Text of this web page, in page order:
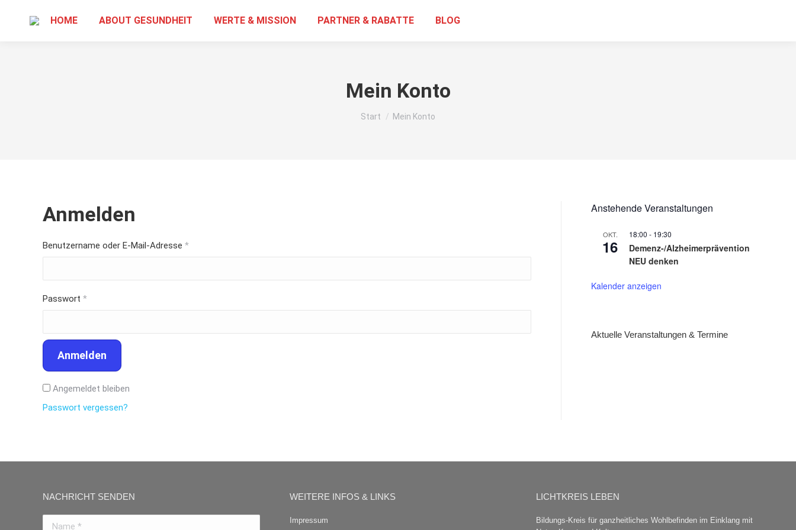
HOME ABOUT GESUNDHEIT WERTE & MISSION PARTNER & RABATTE BLOG
Mein Konto
Sie befinden sich hier:
Start Mein Konto
Anmelden
Benutzername oder E-Mail-Adresse *Erforderlich
Passwort *Erforderlich
Anmelden
Angemeldet bleiben
Passwort vergessen?
Anstehende Veranstaltungen
OKT.
16
18:00 - 19:30
Demenz-/Alzheimerprävention
NEU denken
Kalender anzeigen
Aktuelle Veranstaltungen & Termine
NACHRICHT SENDEN WEITERE INFOS & LINKS
Impressum
LICHTKREIS LEBEN
Bildungs-Kreis für ganzheitliches Wohlbefinden im Einklang mit